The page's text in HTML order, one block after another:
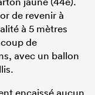
de revenir à
à 5 mètres
de
avec un ballon
encaissé aucun